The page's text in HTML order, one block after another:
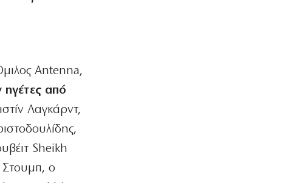
Antenna,
ηγέτες από
Λαγκάρντ,
Sheikh
Στουμπ, ο